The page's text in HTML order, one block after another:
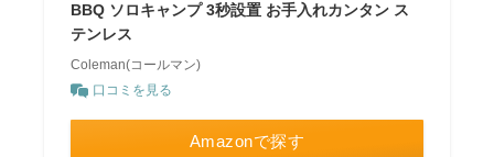
BBQ ソロキャンプ 3秒設置 お手入れカンタン ス
テンレス
Coleman(コールマン)
口コミを見る
Amazonで探す